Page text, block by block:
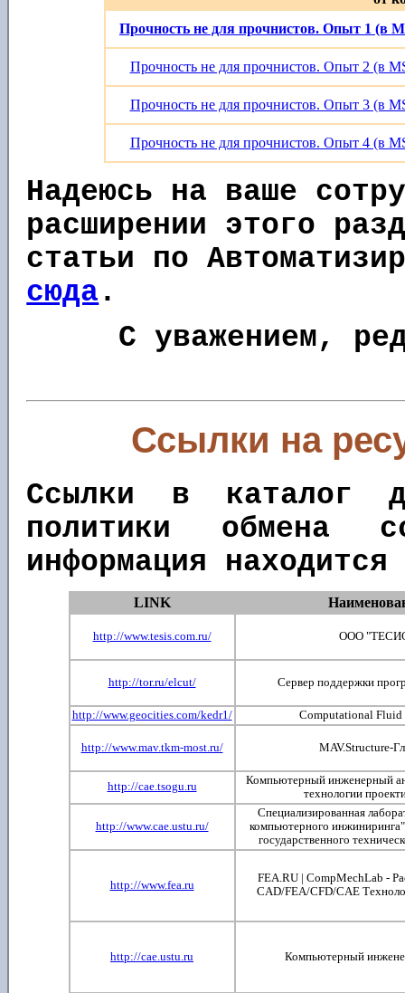
Прочность не для прочнистов. Опыт 1 (в
Прочность не для прочнистов. Опыт 2 (в
Прочность не для прочнистов. Опыт 3 (в
Прочность не для прочнистов. Опыт 4 (в
Надеюсь на ваше
расширении этого
статьи по
сюда .
С уважением,
Ссылки на
Ссылки в каталог
политики обмена
информация
LINK
http://www.tesis.com.ru/ ООО
http://tor.ru/elcut/ Сервер поддержки
http://www.geocities.com/kedr1/ Computational Fluid
http://www.mav.tkm-most.ru/ MAV.Structure-
http://cae.tsogu.ru
Компьютерный инженерный
технологии
http://www.cae.ustu.ru/
Специализированная
компьютерного инжиниринга"
государственного
http://www.fea.ru
FEA.RU | CompMechLab -
CAD/FEA/CFD/CAE
http://cae.ustu.ru Компьютерный